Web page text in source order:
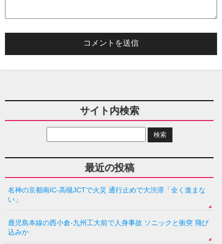
サイト内検索
最近の投稿
名神の京都南IC-高槻JCTで火災 通行止めで大渋滞「全く進まな
い」
鹿児島本線の西小倉-九州工大前で人身事故 ソニックと衝突 飛び
込みか